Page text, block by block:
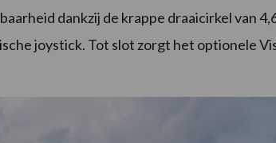
dankzij de krappe draaicirkel van
joystick. Tot slot zorgt het optionele